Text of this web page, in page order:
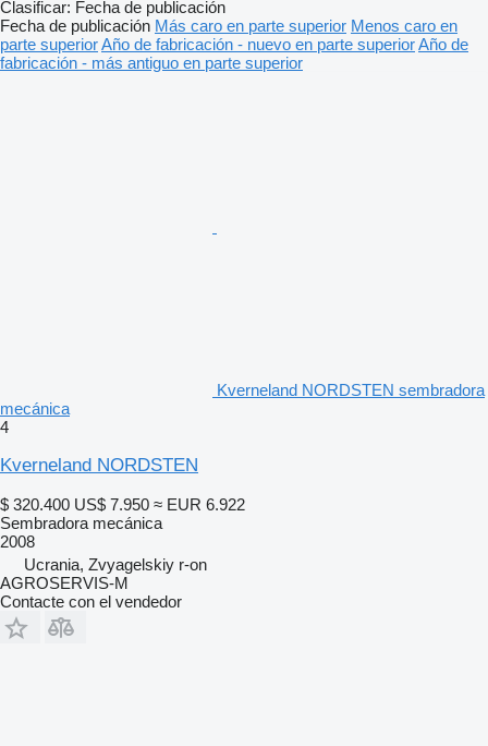
Clasificar: Fecha de publicación
Fecha de publicación Más caro en parte superior Menos caro en
parte superiorAño de fabricación - nuevo en parte superiorAño de
fabricación - más antiguo en parte superior
Kverneland NORDSTEN sembradora
mecánica
4
Kverneland NORDSTEN
$ 320.400 US$ 7.950 ≈ EUR 6.922
Sembradora mecánica
2008
Ucrania, Zvyagelskiy r-on
AGROSERVIS-M
Contacte con el vendedor